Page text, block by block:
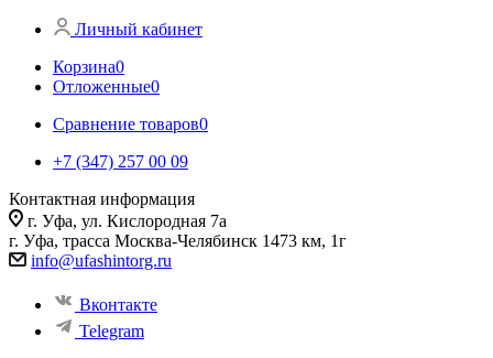
Личный кабинет
Корзина0
Отложенные0
Сравнение товаров0
+7 (347) 257 00 09
Контактная информация
г. Уфа, ул. Кислородная 7а
г. Уфа, трасса Москва-Челябинск 1473 км, 1г
info@ufashintorg.ru
Вконтакте
Telegram